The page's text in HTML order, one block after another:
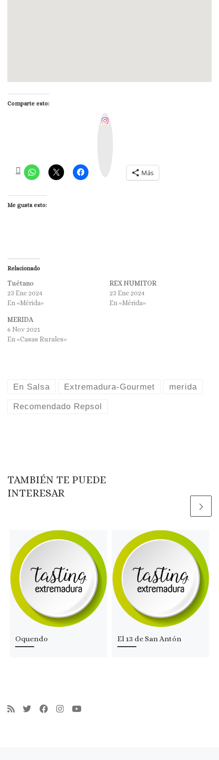
Comparte esto:
Más
Me gusta esto:
Relacionado
Tuétano
23 Ene 2024
En «Mérida»
REX NUMITOR
23 Ene 2024
En «Mérida»
MERIDA
6 Nov 2021
En «Casas Rurales»
En Salsa Extremadura-Gourmet merida
Recomendado Repsol
TAMBIÉN TE PUEDE
INTERESAR
Oquendo El 13 de San Antón